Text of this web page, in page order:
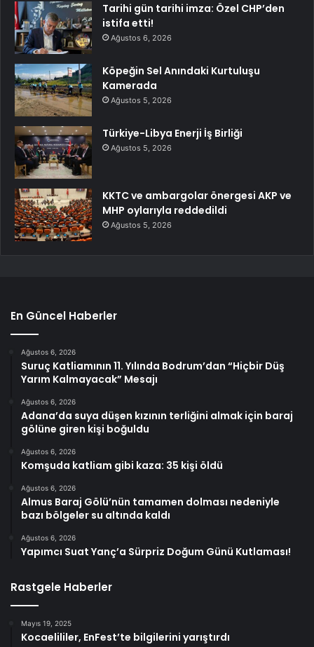
Tarihi gün tarihi imza: Özel CHP’den
istifa etti!
Ağustos 6, 2026
Köpeğin Sel Anındaki Kurtuluşu
Kamerada
Ağustos 5, 2026
Türkiye-Libya Enerji İş Birliği
Ağustos 5, 2026
KKTC ve ambargolar önergesi AKP ve
MHP oylarıyla reddedildi
Ağustos 5, 2026
En Güncel Haberler
Ağustos 6, 2026
Suruç Katliamının 11. Yılında Bodrum’dan “Hiçbir Düş
Yarım Kalmayacak” Mesajı
Ağustos 6, 2026
Adana’da suya düşen kızının terliğini almak için baraj
gölüne giren kişi boğuldu
Ağustos 6, 2026
Komşuda katliam gibi kaza: 35 kişi öldü
Ağustos 6, 2026
Almus Baraj Gölü’nün tamamen dolması nedeniyle
bazı bölgeler su altında kaldı
Ağustos 6, 2026
Yapımcı Suat Yanç’a Sürpriz Doğum Günü Kutlaması!
Rastgele Haberler
Mayıs 19, 2025
Kocaelililer, EnFest’te bilgilerini yarıştırdı